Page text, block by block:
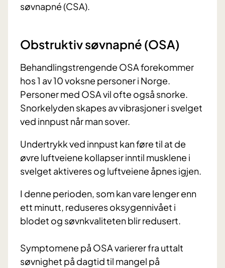
søvnapné (CSA).
Obstruktiv søvnapné (OSA)
Behandlingstrengende OSA forekommer
hos 1 av 10 voksne personer i Norge.
Personer med OSA vil ofte også snorke.
Snorkelyden skapes av vibrasjoner i svelget
ved innpust når man sover.
Undertrykk ved innpust kan føre til at de
øvre luftveiene kollapser inntil musklene i
svelget aktiveres og luftveiene åpnes igjen.
I denne perioden, som kan vare lenger enn
ett minutt, reduseres oksygennivået i
blodet og søvnkvaliteten blir redusert.
Symptomene på OSA varierer fra uttalt
søvnighet på dagtid til mangel på